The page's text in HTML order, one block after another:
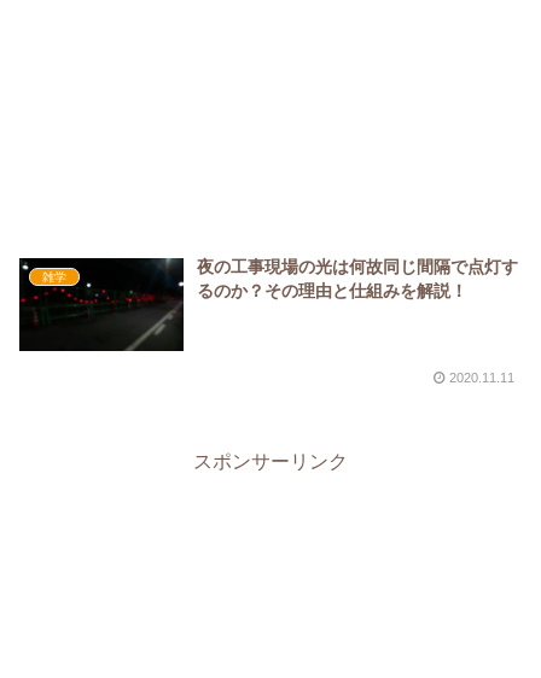
雑学
夜の工事現場の光は何故同じ間隔で点灯す
るのか？その理由と仕組みを解説！
2020.11.11
スポンサーリンク